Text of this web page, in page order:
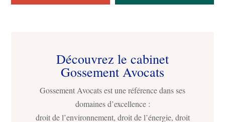
Découvrez le cabinet
Gossement Avocats
Gossement Avocats est une référence dans ses
domaines d’excellence :
droit de l’environnement, droit de l’énergie, droit